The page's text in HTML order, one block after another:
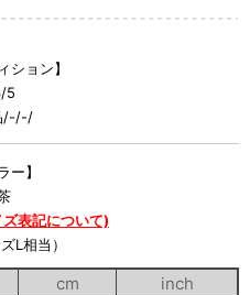
ション】
5
/-/-/
ー】
ズ表記について)
L相当）
cm
inch